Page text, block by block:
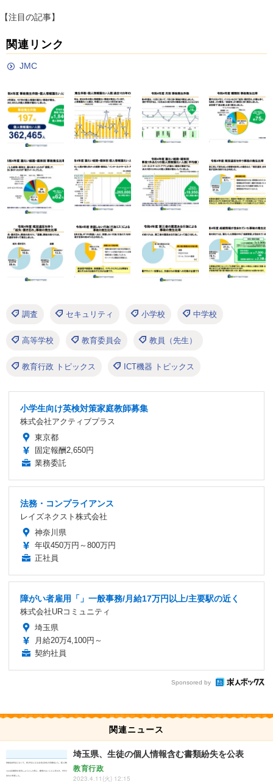
【注目の記事】
関連リンク
JMC
調査 セキュリティ 小学校 中学校
高等学校 教育委員会 教員（先生）
教育行政 トピックス ICT機器 トピックス
小学生向け英検対策家庭教師募集
株式会社アクティブプラス
東京都
固定報酬2,650円
業務委託
法務・コンプライアンス
レイズネクスト株式会社
神奈川県
年収450万円～800万円
正社員
障がい者雇用「」一般事務/月給17万円以上/主要駅の近く
株式会社URコミュニティ
埼玉県
月給20万4,100円～
契約社員
Sponsored by
関連ニュース
埼玉県、生徒の個人情報含む書類紛失を公表
教育行政
2023.4.11(火) 12:15